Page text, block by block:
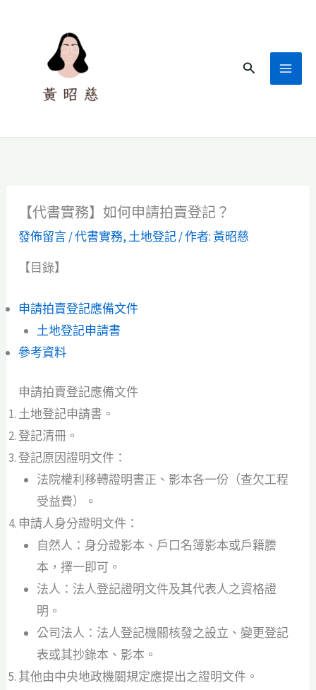
搜
【代書實務】如何申請拍賣登記？
發佈留言/代書實務, 土地登記/ 作者:黃昭慈
【目錄】
申請拍賣登記應備文件
土地登記申請書
參考資料
申請拍賣登記應備文件
土地登記申請書。
登記清冊。
登記原因證明文件：
法院權利移轉證明書正、影本各一份（查欠工程
受益費）。
申請人身分證明文件：
自然人：身分證影本、戶口名簿影本或戶籍謄
本，擇一即可。
法人：法人登記證明文件及其代表人之資格證
明。
公司法人：法人登記機關核發之設立、變更登記
表或其抄錄本、影本。
其他由中央地政機關規定應提出之證明文件。